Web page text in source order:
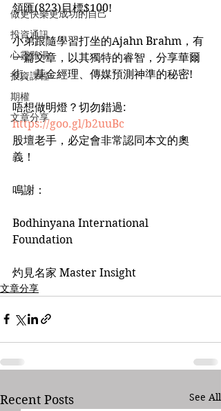
做更快樂更成功的自己
投資通訊
心靈雞湯
投資課程
期權
文章分享
領匯(823)目標$100!
小弟跟隨學習打坐的Ajahn Brahm，有
一篇文章，以其獨特的睿智，分享華爾
街、基金經理、傳媒預測神準的秘密!
唔想做明燈？切勿錯過:
https://goo.gl/b2uuBc
股壇老手，必定會非常認同本文的奧
義！
鳴謝：
Bodhinyana International
Foundation
灼見名家 Master Insight
文章分享
Recent Posts See All